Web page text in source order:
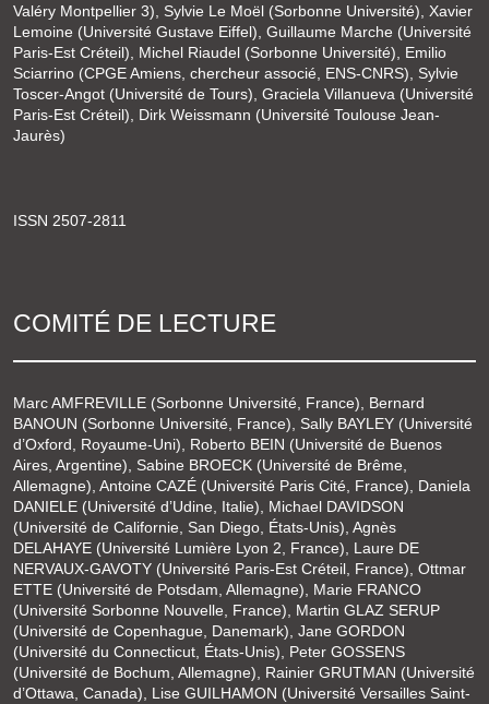
Valéry Montpellier 3), Sylvie Le Moël (Sorbonne Université), Xavier
Lemoine (Université Gustave Eiffel), Guillaume Marche (Université
Paris-Est Créteil), Michel Riaudel (Sorbonne Université), Emilio
Sciarrino (CPGE Amiens, chercheur associé, ENS-CNRS), Sylvie
Toscer-Angot (Université de Tours), Graciela Villanueva (Université
Paris-Est Créteil), Dirk Weissmann (Université Toulouse Jean-
Jaurès)
ISSN 2507-2811
COMITÉ DE LECTURE
Marc AMFREVILLE (Sorbonne Université, France), Bernard
BANOUN (Sorbonne Université, France), Sally BAYLEY (Université
d’Oxford, Royaume-Uni), Roberto BEIN (Université de Buenos
Aires, Argentine), Sabine BROECK (Université de Brême,
Allemagne), Antoine CAZÉ (Université Paris Cité, France), Daniela
DANIELE (Université d’Udine, Italie), Michael DAVIDSON
(Université de Californie, San Diego, États-Unis), Agnès
DELAHAYE (Université Lumière Lyon 2, France), Laure DE
NERVAUX-GAVOTY (Université Paris-Est Créteil, France), Ottmar
ETTE (Université de Potsdam, Allemagne), Marie FRANCO
(Université Sorbonne Nouvelle, France), Martin GLAZ SERUP
(Université de Copenhague, Danemark), Jane GORDON
(Université du Connecticut, États-Unis), Peter GOSSENS
(Université de Bochum, Allemagne), Rainier GRUTMAN (Université
d’Ottawa, Canada), Lise GUILHAMON (Université Versailles Saint-